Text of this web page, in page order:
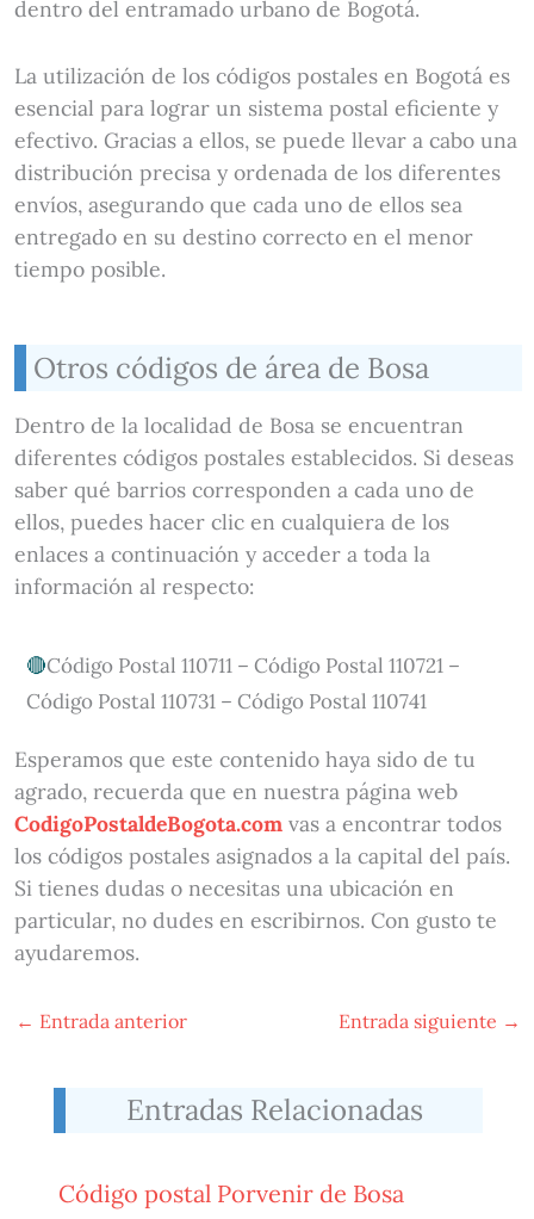
dentro del entramado urbano de Bogotá.
La utilización de los códigos postales en Bogotá es
esencial para lograr un sistema postal eficiente y
efectivo. Gracias a ellos, se puede llevar a cabo una
distribución precisa y ordenada de los diferentes
envíos, asegurando que cada uno de ellos sea
entregado en su destino correcto en el menor
tiempo posible.
Otros códigos de área de Bosa
Dentro de la localidad de Bosa se encuentran
diferentes códigos postales establecidos. Si deseas
saber qué barrios corresponden a cada uno de
ellos, puedes hacer clic en cualquiera de los
enlaces a continuación y acceder a toda la
información al respecto:
Código Postal 110711 – Código Postal 110721 –
Código Postal 110731 – Código Postal 110741
Esperamos que este contenido haya sido de tu
agrado, recuerda que en nuestra página web
CodigoPostaldeBogota.comvas a encontrar todos
los códigos postales asignados a la capital del país.
Si tienes dudas o necesitas una ubicación en
particular, no dudes en escribirnos. Con gusto te
ayudaremos.
← Entrada anterior Entrada siguiente →
Entradas Relacionadas
Código postal Porvenir de Bosa